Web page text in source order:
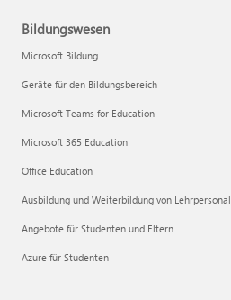
Bildungswesen
Microsoft Bildung
Geräte für den Bildungsbereich
Microsoft Teams for Education
Microsoft 365 Education
Office Education
Ausbildung und Weiterbildung von Lehrpersonal
Angebote für Studenten und Eltern
Azure für Studenten